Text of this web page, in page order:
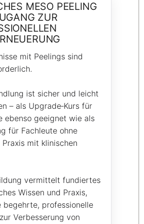
MESO PEELING
ZUR
mit Peelings sind
ist sicher und leicht
– als Upgrade‑Kurs für
ebenso geeignet wie als
für Fachleute ohne
mit klinischen
vermittelt fundiertes
Wissen und Praxis,
begehrte, professionelle
Verbesserung von